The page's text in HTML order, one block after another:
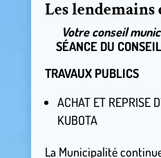
Les lendemains
Votre conseil
SÉANCE DU
TRAVAUX PUBLICS
ACHAT ET REPRISE
KUBOTA
La Municipalité